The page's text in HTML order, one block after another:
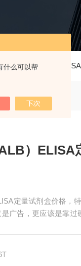
什么可以帮
试剂盒 人
）ELISA
定量试剂盒价格，
广告，更应该是靠